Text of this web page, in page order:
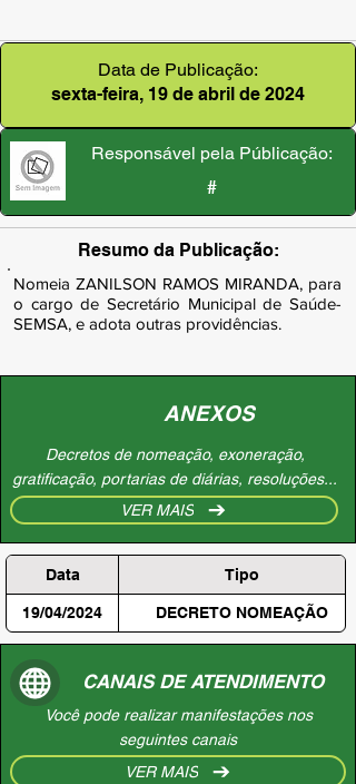
Data de Publicação:
sexta-feira, 19 de abril de 2024
Responsável pela Públicação:
#
Resumo da Publicação:
Nomeia ZANILSON RAMOS MIRANDA, para
o cargo de Secretário Municipal de Saúde-
SEMSA, e adota outras providências.
ANEXOS
Decretos de nomeação, exoneração,
gratificação, portarias de diárias, resoluções...
VER MAIS
Data Tipo
19/04/2024 DECRETO NOMEAÇÃO
CANAIS DE ATENDIMENTO
Você pode realizar manifestações nos
seguintes canais
VER MAIS